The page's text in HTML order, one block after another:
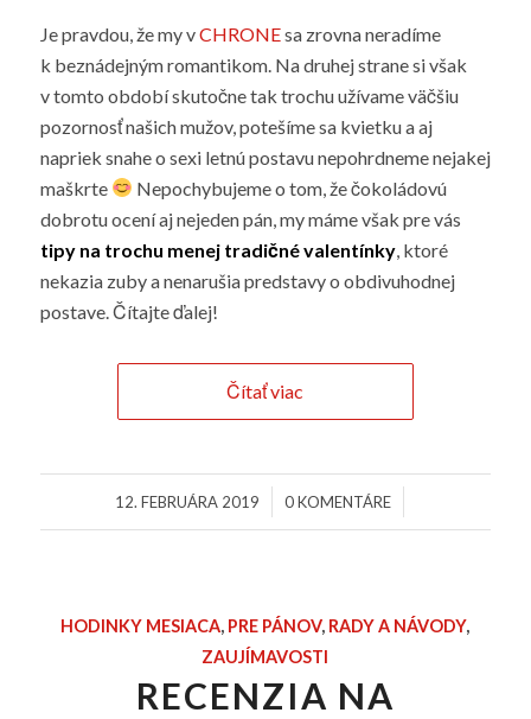
Je pravdou, že my vCHRONEsa zrovna neradíme
k beznádejným romantikom. Na druhej strane si však
v tomto období skutočne tak trochu užívame väčšiu
pozornosť našich mužov, potešíme sa kvietku a aj
napriek snahe o sexi letnú postavu nepohrdneme nejakej
maškrte
Nepochybujeme o tom, že čokoládovú
dobrotu ocení aj nejeden pán, my máme však pre vás
tipy na trochu menej tradičné valentínky, ktoré
nekazia zuby a nenarušia predstavy o obdivuhodnej
postave. Čítajte ďalej!
Čítať viac
12. FEBRUÁRA 2019
/ 0 KOMENTÁRE
/
HODINKY MESIACA, PRE PÁNOV, RADY A NÁVODY,
ZAUJÍMAVOSTI
RECENZIA NA